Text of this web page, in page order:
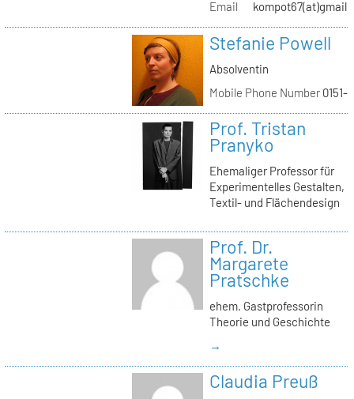
Email
Stefanie Powell
Absolventin
Mobile Phone Number0151-
Prof. Tristan
Pranyko
Ehemaliger Professor für
Experimentelles Gestalten,
Textil- und Flächendesign
Prof. Dr.
Margarete
Pratschke
ehem. Gastprofessorin
Theorie und Geschichte
→
Claudia Preuß